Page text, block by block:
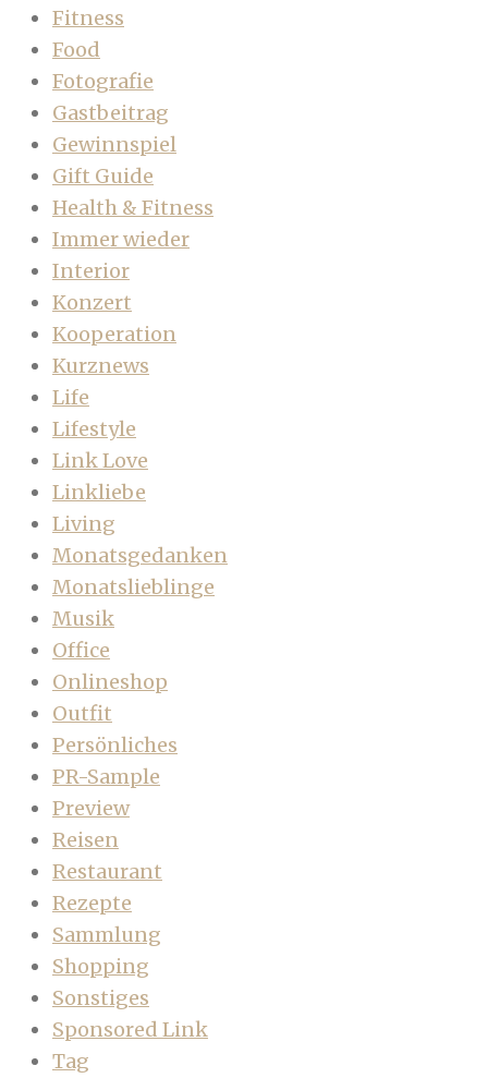
Fitness
Food
Fotografie
Gastbeitrag
Gewinnspiel
Gift Guide
Health & Fitness
Immer wieder
Interior
Konzert
Kooperation
Kurznews
Life
Lifestyle
Link Love
Linkliebe
Living
Monatsgedanken
Monatslieblinge
Musik
Office
Onlineshop
Outfit
Persönliches
PR-Sample
Preview
Reisen
Restaurant
Rezepte
Sammlung
Shopping
Sonstiges
Sponsored Link
Tag